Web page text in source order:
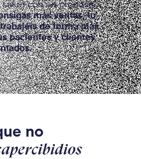
salud con un propósito
más ventas, tu
de forma más
pacientes y clientes
no